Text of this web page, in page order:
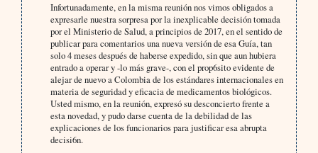
Infortunadamente, en la misma reunión nos vimos obligados a
expresarle nuestra sorpresa por la inexplicable decisión tomada
por el Ministerio de Salud, a principios de 2017, en el sentido de
publicar para comentarios una nueva versión de esa Guía, tan
solo 4 meses después de haberse expedido, sin que aun hubiera
entrado a operar y -lo más grave-, con el prop6sito evidente de
alejar de nuevo a Colombia de los estándares internacionales en
materia de seguridad y eficacia de medicamentos biológicos.
Usted mismo, en la reunión, expresó su desconcierto frente a
esta novedad, y pudo darse cuenta de la debilidad de las
explicaciones de los funcionarios para justificar esa abrupta
decisi6n.